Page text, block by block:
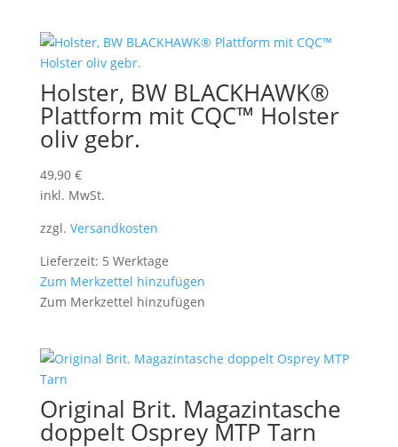
Holster, BW BLACKHAWK®
Plattform mit CQC™ Holster
oliv gebr.
49,90 €
inkl. MwSt.
zzgl. Versandkosten
Lieferzeit: 5 Werktage
Zum Merkzettel hinzufügen
Zum Merkzettel hinzufügen
Original Brit. Magazintasche
doppelt Osprey MTP Tarn